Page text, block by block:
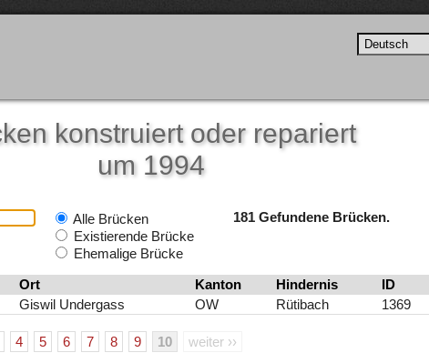
konstruiert oder repariert
um 1994
Alle Brücken
Existierende Brücke
Ehemalige Brücke
181 Gefundene Brücken.
Ort Kanton Hindernis
ID
Giswil Undergass OW Rütibach 1369
4 5 6 7 8 9 10 weiter ››